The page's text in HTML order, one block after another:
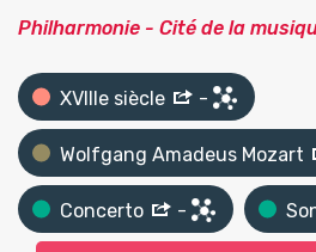
Philharmonie - Cité de la
XVIIIe siècle -
Wolfgang Amadeus Mozart
Concerto -